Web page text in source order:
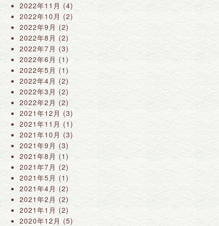
2022年11月 (4)
2022年10月 (2)
2022年9月 (2)
2022年8月 (2)
2022年7月 (3)
2022年6月 (1)
2022年5月 (1)
2022年4月 (2)
2022年3月 (2)
2022年2月 (2)
2021年12月 (3)
2021年11月 (1)
2021年10月 (3)
2021年9月 (3)
2021年8月 (1)
2021年7月 (2)
2021年5月 (1)
2021年4月 (2)
2021年2月 (2)
2021年1月 (2)
2020年12月 (5)